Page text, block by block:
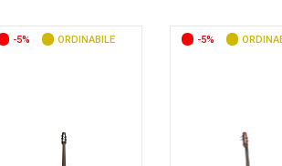
-5% ORDINABILE -5%